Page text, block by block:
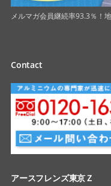
メルマガ会員継続率93.3％！
Contact
アースフレンズ東京Ｚ